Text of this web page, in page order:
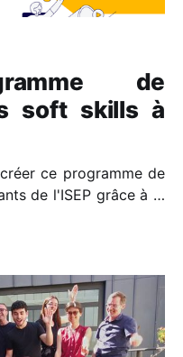
de
soft skills à
ce programme de
de l'ISEP grâce à la